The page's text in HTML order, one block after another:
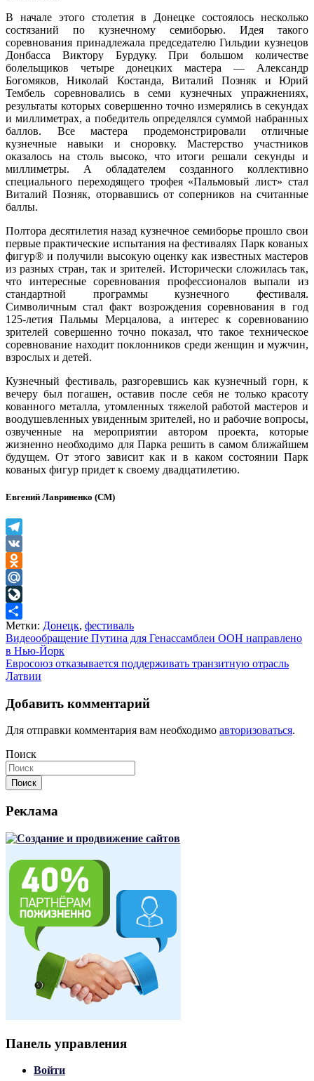
В начале этого столетия в Донецке состоялось несколько
состязаний по кузнечному семиборью. Идея такого
соревнования принадлежала председателю Гильдии кузнецов
Донбасса Виктору Бурдуку. При большом количестве
болельщиков четыре донецких мастера — Александр
Богомяков, Николай Костанда, Виталий Позняк и Юрий
Тембель соревновались в семи кузнечных упражнениях,
результаты которых совершенно точно измерялись в секундах
и миллиметрах, а победитель определялся суммой набранных
баллов. Все мастера продемонстрировали отличные
кузнечные навыки и сноровку. Мастерство участников
оказалось на столь высоко, что итоги решали секунды и
миллиметры. А обладателем созданного коллективно
специального переходящего трофея «Пальмовый лист» стал
Виталий Позняк, оторвавшись от соперников на считанные
баллы.
Полтора десятилетия назад кузнечное семиборье прошло свои
первые практические испытания на фестивалях Парк кованых
фигур® и получили высокую оценку как известных мастеров
из разных стран, так и зрителей. Исторически сложилась так,
что интересные соревнования профессионалов выпали из
стандартной программы кузнечного фестиваля.
Символичным стал факт возрождения соревнования в год
125-летия Пальмы Мерцалова, а интерес к соревнованию
зрителей совершенно точно показал, что такое техническое
соревнование находит поклонников среди женщин и мужчин,
взрослых и детей.
Кузнечный фестиваль, разгоревшись как кузнечный горн, к
вечеру был погашен, оставив после себя не только красоту
кованного металла, утомленных тяжелой работой мастеров и
воодушевленных увиденным зрителей, но и рабочие вопросы,
озвученные на мероприятии автором проекта, которые
жизненно необходимо для Парка решить в самом ближайшем
будущем. От этого зависит как и в каком состоянии Парк
кованых фигур придет к своему двадцатилетию.
Евгений Лавриненко (СМ)
Telegram
VK
Odnoklassniki
Mail.Ru
LiveJournal
Отправить
Метки: Донецк, фестиваль
Навигация
по
записям
Видеообращение Путина для Генассамблеи ООН направлено
в Нью-Йорк
Евросоюз отказывается поддерживать транзитную отрасль
Латвии
Добавить комментарий
Для отправки комментария вам необходимо авторизоваться.
Поиск
Поиск
Реклама
Панель управления
Войти